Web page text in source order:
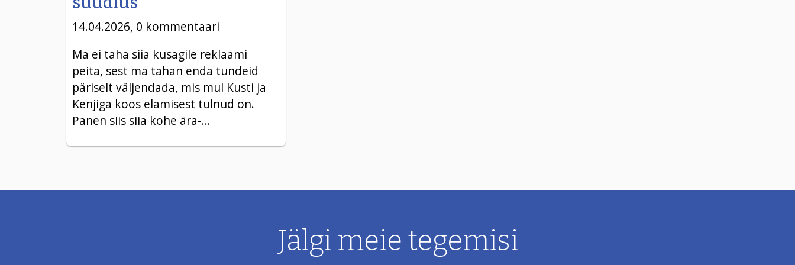
14.04.2026, 0 kommentaari
Ma ei taha siia kusagile reklaami
peita, sest ma tahan enda tundeid
päriselt väljendada, mis mul Kusti ja
Kenjiga koos elamisest tulnud on.
Panen siis siia kohe ära-…
Jälgi meie tegemisi